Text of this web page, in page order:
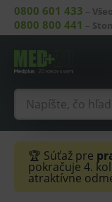
0800 601 433 –
0800 800 441 –
🏆 Súťaž pre
pokračuje 4.
atraktívne